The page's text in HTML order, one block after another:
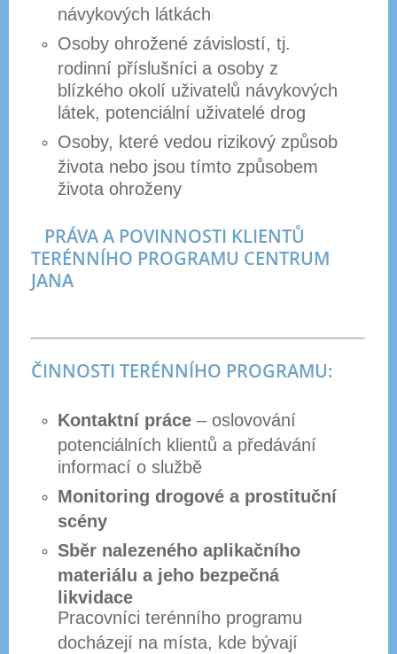
návykových látkách
Osoby ohrožené závislostí, tj.
rodinní příslušníci a osoby z
blízkého okolí uživatelů návykových
látek, potenciální uživatelé drog
Osoby, které vedou rizikový způsob
života nebo jsou tímto způsobem
života ohroženy
PRÁVA A POVINNOSTI KLIENTŮ
TERÉNNÍHO PROGRAMU CENTRUM
JANA
ČINNOSTI TERÉNNÍHO PROGRAMU:
Kontaktní práce – oslovování
potenciálních klientů a předávání
informací o službě
Monitoring drogové a prostituční
scény
Sběr nalezeného aplikačního
materiálu a jeho bezpečná
likvidace
Pracovníci terénního programu
docházejí na místa, kde bývají